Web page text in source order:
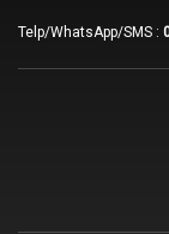
Telp/WhatsApp/SMS :